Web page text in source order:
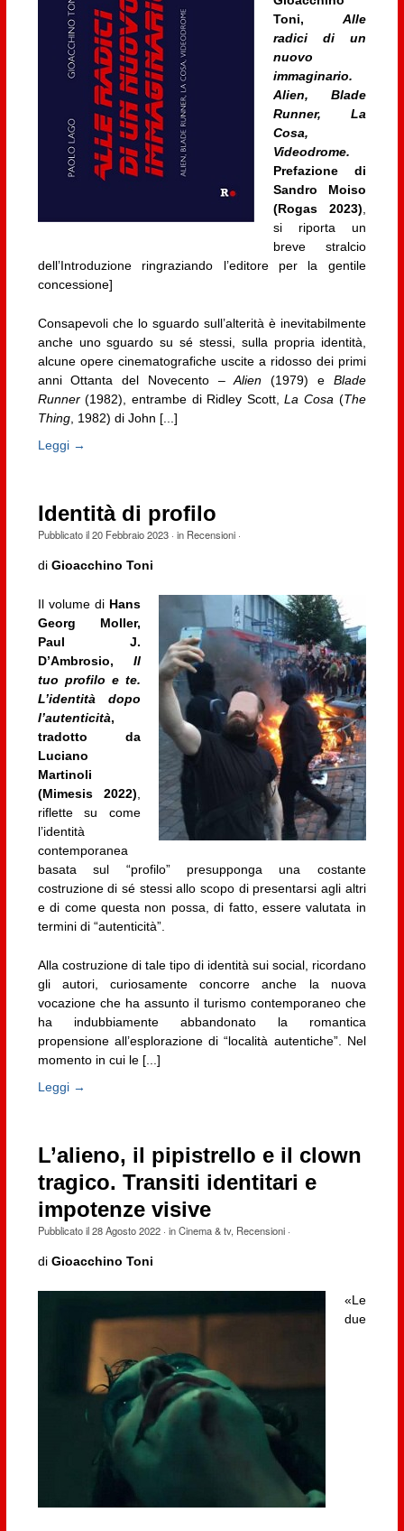
Toni, Alle
radici di un
nuovo
immaginario.
Alien, Blade
Runner, La
Cosa,
Videodrome.
Prefazione di
Sandro Moiso
(Rogas 2023)
si riporta un
breve stralcio
dell’Introduzione ringraziando l’editore per la gentile
concessione]
Consapevoli che lo sguardo sull’alterità è inevitabilmente
anche uno sguardo su sé stessi, sulla propria identità,
alcune opere cinematografiche uscite a ridosso dei primi
anni Ottanta del Novecento –Alien (1979) e Blade
Runner(1982), entrambe di Ridley Scott,La Cosa (The
Thing, 1982) di John [...]
Leggi →
Identità di profilo
Pubblicato il20 Febbraio 2023· in Recensioni·
di Gioacchino Toni
Il volume di Hans
Georg Moller,
Paul J.
D’Ambrosio,Il
tuo profilo e te.
L’identità dopo
l’autenticità,
tradotto da
Luciano
Martinoli
(Mimesis 2022)
riflette su come
l’identità
contemporanea
basata sul “profilo” presupponga una costante
costruzione di sé stessi allo scopo di presentarsi agli altri
e di come questa non possa, di fatto, essere valutata in
termini di “autenticità”.
Alla costruzione di tale tipo di identità sui social, ricordano
gli autori, curiosamente concorre anche la nuova
vocazione che ha assunto il turismo contemporaneo che
ha indubbiamente abbandonato la romantica
propensione all’esplorazione di “località autentiche”. Nel
momento in cui le [...]
Leggi →
L’alieno, il pipistrello e il clown
tragico. Transiti identitari e
impotenze visive
Pubblicato il28 Agosto 2022· inCinema & tv, Recensioni·
di Gioacchino Toni
«Le
due